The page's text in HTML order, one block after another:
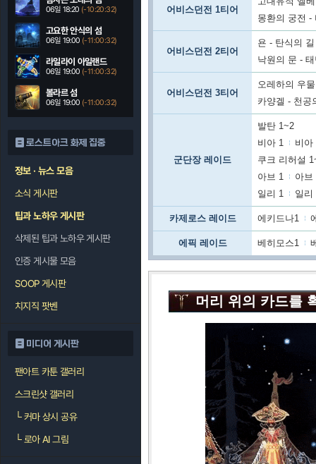
06일 18:20 (-10:20:30)
고요한 안식의 섬
06일 19:00 (-11:00:30)
라일라이 아일랜드
06일 19:00 (-11:00:30)
볼라르 섬
06일 19:00 (-11:00:30)
로스트아크 화제 집중
정보 · 뉴스 모음
소식 게시판
팁과 노하우 게시판
삭제된 팁과 노하우 게시판
인증 게시물 모음
SOOP 게시판
치지직 팟벤
미디어 게시판
팬아트 카툰 갤러리
스크린샷 갤러리
└커마 상시 공유
└로아 AI 그림
어비스던전 1티어
몽환의 궁전 -
어비스던전 2티어
욘 - 탄식의 길
낙원의 문 -
어비스던전 3티어
오레하의 우
카양겔 - 천공
군단장 레이드
발탄 1~2
비아 1
비아
쿠크 리허설
아브 1
아브
일리 1
일리
카제로스 레이드 에키드나1
에픽 레이드 베히모스1
머리 위의 카드를